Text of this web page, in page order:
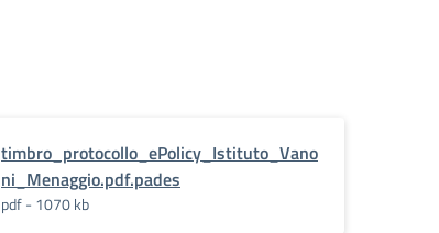
timbro_protocollo_ePolicy_Istituto_Vano
ni_Menaggio.pdf.pades
pdf - 1070 kb